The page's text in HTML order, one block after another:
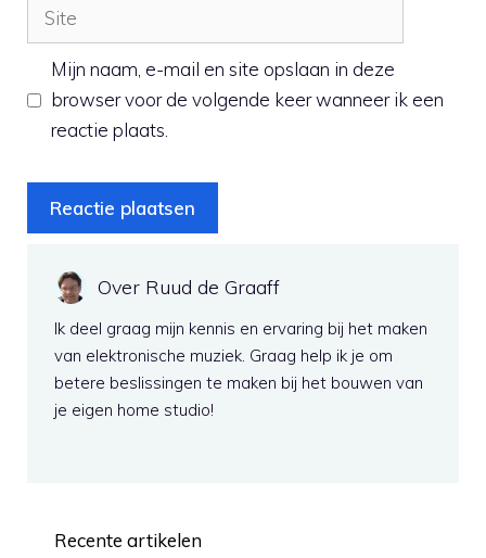
Site
Mijn naam, e-mail en site opslaan in deze
browser voor de volgende keer wanneer ik een
reactie plaats.
Over Ruud de Graaff
Ik deel graag mijn kennis en ervaring bij het maken
van elektronische muziek. Graag help ik je om
betere beslissingen te maken bij het bouwen van
je eigen home studio!
Recente artikelen